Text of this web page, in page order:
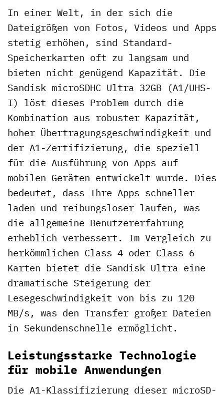
In einer Welt, in der sich die
Dateigrößen von Fotos, Videos und Apps
stetig erhöhen, sind Standard-
Speicherkarten oft zu langsam und
bieten nicht genügend Kapazität. Die
Sandisk microSDHC Ultra 32GB (A1/UHS-
I) löst dieses Problem durch die
Kombination aus robuster Kapazität,
hoher Übertragungsgeschwindigkeit und
der A1-Zertifizierung, die speziell
für die Ausführung von Apps auf
mobilen Geräten entwickelt wurde. Dies
bedeutet, dass Ihre Apps schneller
laden und reibungsloser laufen, was
die allgemeine Benutzererfahrung
erheblich verbessert. Im Vergleich zu
herkömmlichen Class 4 oder Class 6
Karten bietet die Sandisk Ultra eine
dramatische Steigerung der
Lesegeschwindigkeit von bis zu 120
MB/s, was den Transfer großer Dateien
in Sekundenschnelle ermöglicht.
Leistungsstarke Technologie
für mobile Anwendungen
Die A1-Klassifizierung dieser microSD-